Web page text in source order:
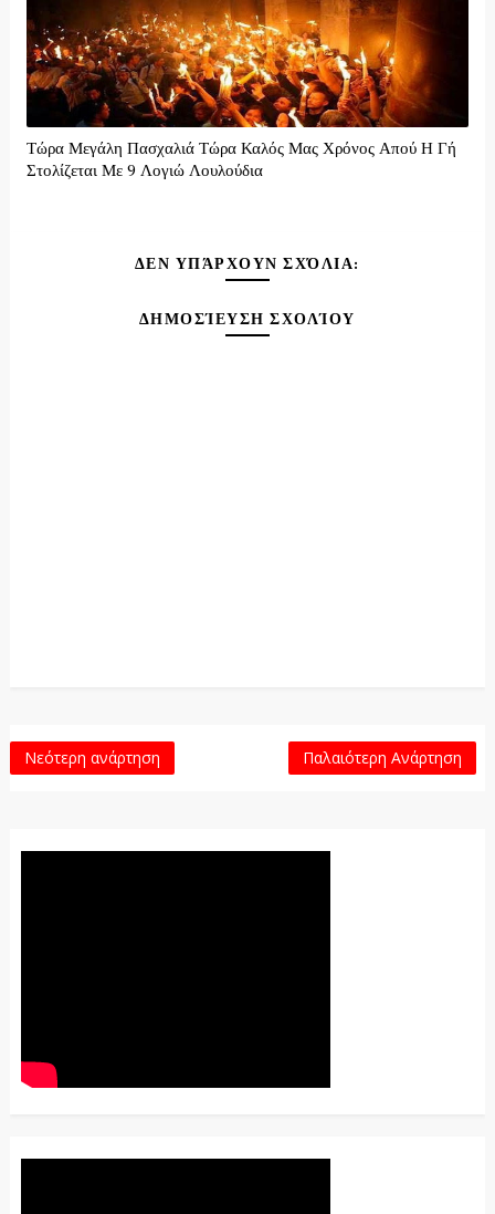
Τώρα Μεγάλη Πασχαλιά Τώρα Καλός Μας Χρόνος Απού Η Γή
Στολίζεται Με 9 Λογιώ Λουλούδια
ΔΕΝ ΥΠΆΡΧΟΥΝ ΣΧΌΛΙΑ:
ΔΗΜΟΣΊΕΥΣΗ ΣΧΟΛΊΟΥ
Νεότερη ανάρτηση Παλαιότερη Ανάρτηση